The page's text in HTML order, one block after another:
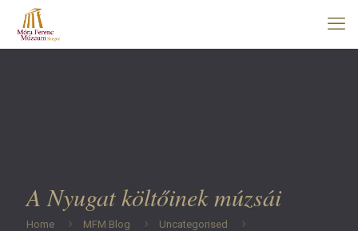
A Nyugat költőinek múzsái
Home MFM Blog
Uncategorised